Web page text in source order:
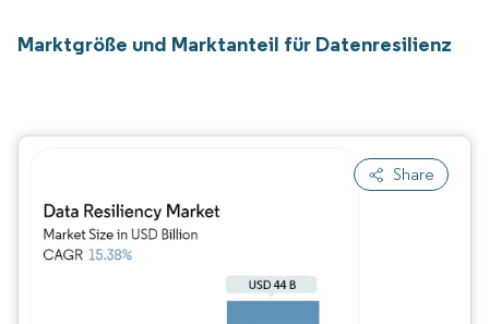
Marktgröße und Marktanteil für Datenresilienz
Share